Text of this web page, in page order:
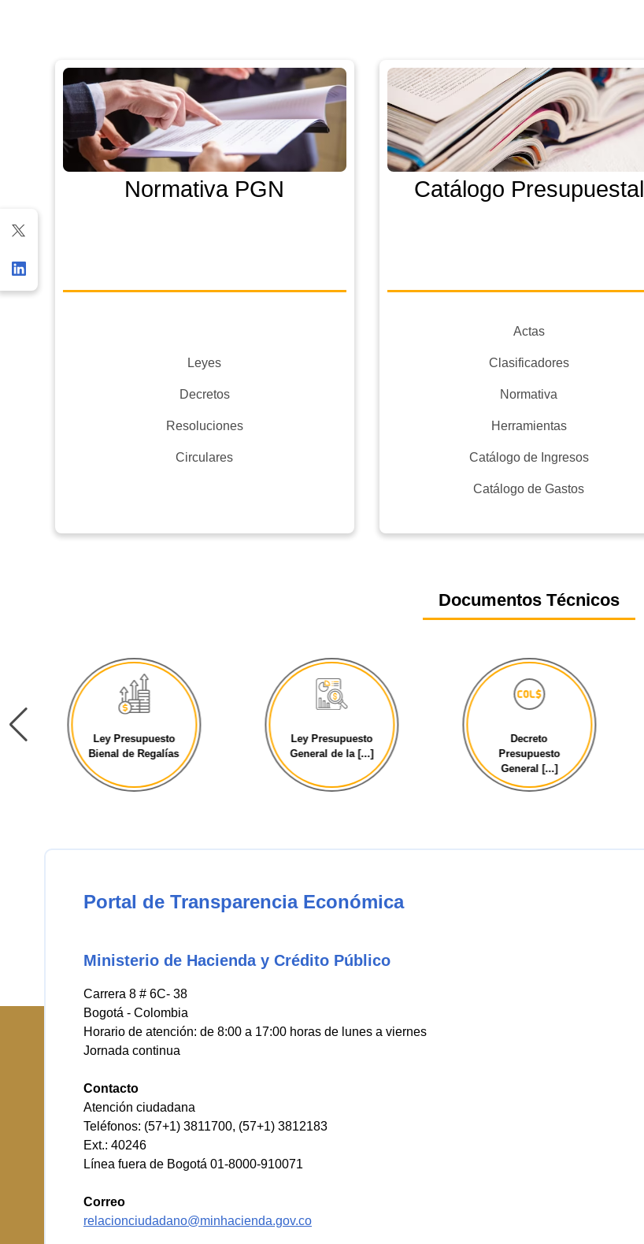
Normativa PGN
Leyes
Decretos
Resoluciones
Circulares
Catálogo Presupuestal
Actas
Clasificadores
Normativa
Herramientas
Catálogo de Ingresos
Catálogo de Gastos
Documentos Técnicos
Ley Presupuesto
Bienal de Regalías
Ley Presupuesto
General de la [...]
Decreto
Presupuesto
General [...]
Portal de Transparencia Económica
Ministerio de Hacienda y Crédito Público
Carrera 8 # 6C- 38
Bogotá - Colombia
Horario de atención: de 8:00 a 17:00 horas de lunes a viernes
Jornada continua
Contacto
Atención ciudadana
Teléfonos: (57+1) 3811700, (57+1) 3812183
Ext.: 40246
Línea fuera de Bogotá 01-8000-910071
Correo
relacionciudadano@minhacienda.gov.co